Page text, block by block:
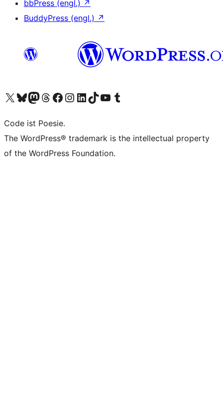
bbPress (engl.) ↗
BuddyPress (engl.) ↗
Unser X-Konto (früher Twitter) besuchen
Unser Bluesky-Konto besuchen
Unser Mastodon-Konto besuchen
Unser Threads-Konto besuchen
Unsere Facebook-Seite besuchen
Unser Instagram-Konto besuchen
Unser LinkedIn-Konto besuchen
Unser TikTok-Konto besuchen
Unseren YouTube-Kanal besuchen
Unser Tumblr-Konto besuchen
Code ist Poesie.
The WordPress® trademark is the intellectual property
of the WordPress Foundation.